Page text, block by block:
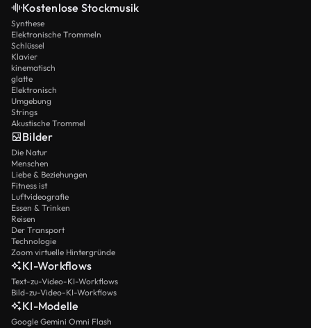
Kostenlose Stockmusik
Synthese
Elektronische Trommeln
Schlüssel
Klavier
kinematisch
glatte
Elektronisch
Umgebung
Strings
Akustische Trommel
Bilder
Die Natur
Menschen
Liebe & Beziehungen
Fitness ist
Luftvideografie
Essen & Trinken
Reisen
Der Transport
Technologie
Zoom virtuelle Hintergründe
KI-Workflows
Text-zu-Video-KI-Workflows
Bild-zu-Video-KI-Workflows
KI-Modelle
Google Gemini Omni Flash